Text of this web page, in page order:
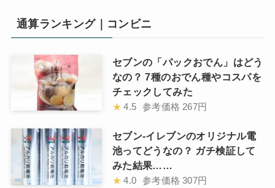
通算ランキング｜コンビニ
セブンの「パックおでん」はどう
なの？ 7種のおでん種やコスパを
チェックしてみた
★ 4.5 参考価格 267円
セブン-イレブンのオリジナル電
池ってどうなの？ ガチ検証して
みた結果……
★ 4.0 参考価格 307円